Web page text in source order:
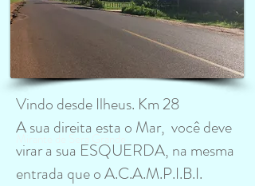
Vindo desde Ilheus. Km 28
A sua direita esta o Mar, você deve
virar a sua ESQUERDA, na mesma
entrada que o A.C.A.M.P.I.B.I.